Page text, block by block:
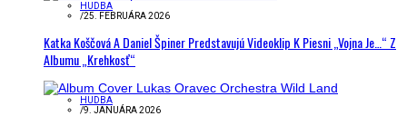
HUDBA
/25. FEBRUÁRA 2026
Katka Koščová A Daniel Špiner Predstavujú Videoklip K Piesni „Vojna Je…“ Z
Albumu „Krehkosť“
HUDBA
/9. JANUÁRA 2026